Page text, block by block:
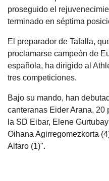
proseguido el
terminado en séptima
El preparador de Tafalla,
proclamarse campeón de
española, ha dirigido al
tres competiciones.
Bajo su mando, han
canteranas Eider Arana, 20
la SD Eibar, Elene
Oihana Agirregomezkorta
Alfaro (1)".